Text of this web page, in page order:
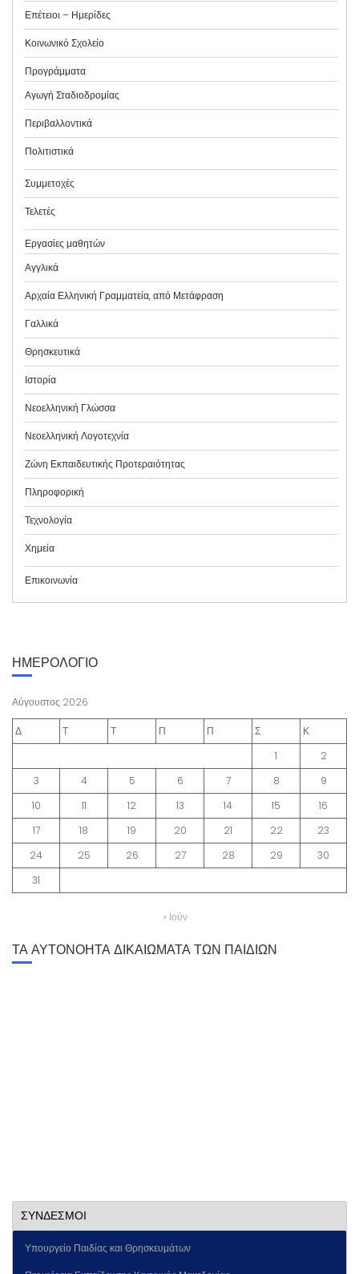
Επέτειοι – Ημερίδες
Κοινωνικό Σχολείο
Προγράμματα
Αγωγή Σταδιοδρομίας
Περιβαλλοντικά
Πολιτιστικά
Συμμετοχές
Τελετές
Εργασίες μαθητών
Αγγλικά
Αρχαία Ελληνική Γραμματεία, από Μετάφραση
Γαλλικά
Θρησκευτικά
Ιστορία
Νεοελληνική Γλώσσα
Νεοελληνική Λογοτεχνία
Ζώνη Εκπαιδευτικής Προτεραιότητας
Πληροφορική
Τεχνολογία
Χημεία
Επικοινωνία
ΗΜΕΡΟΛΟΓΙΟ
Αύγουστος 2026
Δ Τ Τ Π Π Σ
Κ
1
2
3
4 5 6 7 8
9
10
11 12 13 14 15
16
17
18 19 20 21 22
23
24
25 26 27 28 29
30
31
« Ιούν
ΤΑ ΑΥΤΟΝΟΗΤΑ ΔΙΚΑΙΩΜΑΤΑ ΤΩΝ ΠΑΙΔΙΩΝ
ΣΥΝΔΕΣΜΟΙ
Υπουργείο Παιδίας και Θρησκευμάτων